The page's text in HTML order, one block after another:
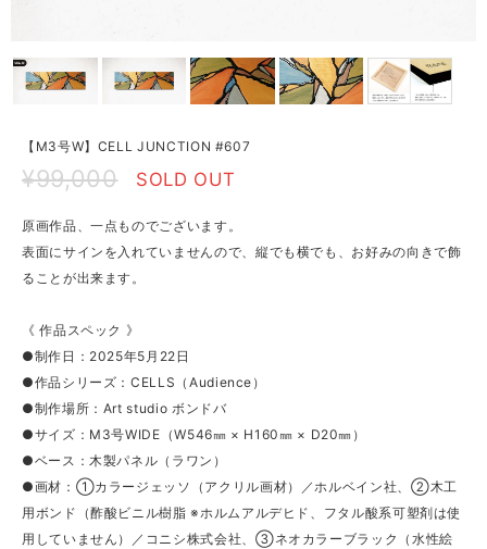
【M3号W】CELL JUNCTION #607
¥99,000 SOLD OUT
原画作品、一点ものでございます。
表面にサインを入れていませんので、縦でも横でも、お好みの向きで飾
ることが出来ます。
《 作品スペック 》
●制作日：2025年5月22日
●作品シリーズ：CELLS（Audience）
●制作場所：Art studio ボンドバ
●サイズ：M3号WIDE（W546㎜ × H160㎜ × D20㎜）
●ベース：木製パネル（ラワン）
●画材：①カラージェッソ（アクリル画材）／ホルベイン社、②木工
用ボンド（酢酸ビニル樹脂 ※ホルムアルデヒド、フタル酸系可塑剤は使
用していません）／コニシ株式会社、③ネオカラーブラック（水性絵